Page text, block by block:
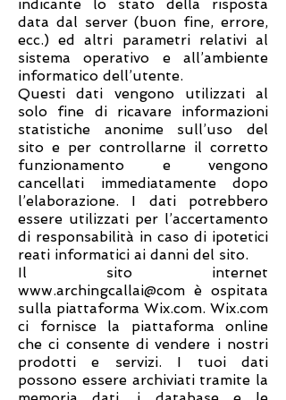
indicante lo stato della risposta
data dal server (buon fine, errore,
ecc.) ed altri parametri relativi al
sistema operativo e all’ambiente
informatico dell’utente.
Questi dati vengono utilizzati al
solo fine di ricavare informazioni
statistiche anonime sull’uso del
sito e per controllarne il corretto
funzionamento e vengono
cancellati immediatamente dopo
l’elaborazione. I dati potrebbero
essere utilizzati per l’accertamento
di responsabilità in caso di ipotetici
reati informatici ai danni del sito.
Il sito internet
www.archingcallai@com è ospitata
sulla piattaforma Wix.com. Wix.com
ci fornisce la piattaforma online
che ci consente di vendere i nostri
prodotti e servizi. I tuoi dati
possono essere archiviati tramite la